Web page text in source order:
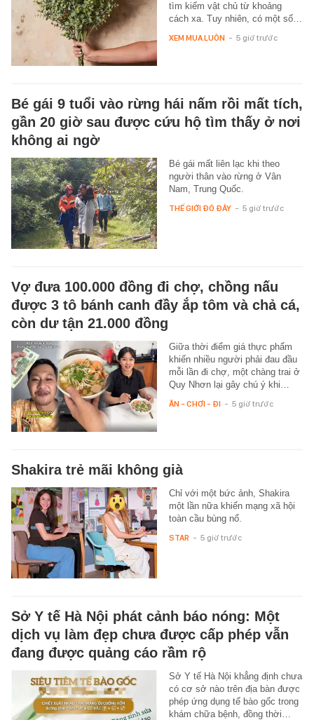
tìm kiếm vật chủ từ khoảng
cách xa. Tuy nhiên, có một số…
XEM MUA LUÔN - 5 giờ trước
Bé gái 9 tuổi vào rừng hái nấm rồi mất tích,
gần 20 giờ sau được cứu hộ tìm thấy ở nơi
không ai ngờ
Bé gái mất liên lạc khi theo
người thân vào rừng ở Vân
Nam, Trung Quốc.
THẾ GIỚI ĐÓ ĐÂY - 5 giờ trước
Vợ đưa 100.000 đồng đi chợ, chồng nấu
được 3 tô bánh canh đầy ắp tôm và chả cá,
còn dư tận 21.000 đồng
Giữa thời điểm giá thực phẩm
khiến nhiều người phải đau đầu
mỗi lần đi chợ, một chàng trai ở
Quy Nhơn lại gây chú ý khi…
ĂN - CHƠI - ĐI - 5 giờ trước
Shakira trẻ mãi không già
Chỉ với một bức ảnh, Shakira
một lần nữa khiến mạng xã hội
toàn cầu bùng nổ.
STAR - 5 giờ trước
Sở Y tế Hà Nội phát cảnh báo nóng: Một
dịch vụ làm đẹp chưa được cấp phép vẫn
đang được quảng cáo rầm rộ
Sở Y tế Hà Nội khẳng định chưa
có cơ sở nào trên địa bàn được
phép ứng dụng tế bào gốc trong
khám chữa bệnh, đồng thời…